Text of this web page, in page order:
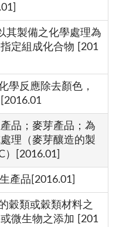
其製備之化學處理為
定組成化合物 [201
學反應除去顏色，
品；麥芽產品；為
理（麥芽釀造的製
）[2016.01]
產品[2016.01]
穀類或穀類材料之
微生物之添加 [201